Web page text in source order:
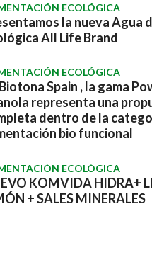
ECOLÓGICA
la nueva Agua
All Life Brand
ECOLÓGICA
Spain , la gama
representa una
dentro de la
bio funcional
ECOLÓGICA
KOMVIDA HIDRA+
+ SALES MINERALES